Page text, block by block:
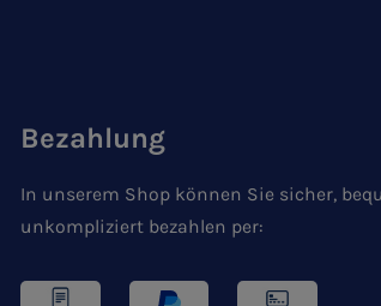
Bezahlung
In unserem Shop können Sie sicher,
unkompliziert bezahlen per: